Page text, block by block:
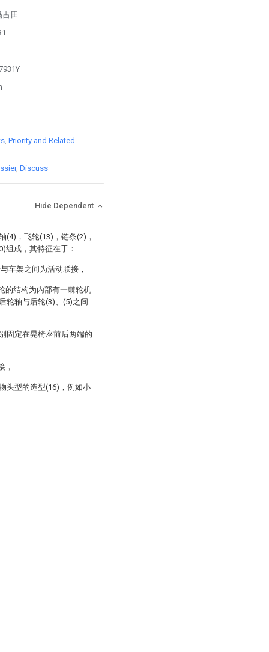
田
Priority and Related
Discuss
Hide Dependent
(4)，飞轮(13)，链条(2)，
组成，其特征在于：
车架之间为活动联接，
的结构为内部有一棘轮机
轮轴与后轮(3)、(5)之间
固定在晃椅座前后两端的
，
头型的造型(16)，例如小